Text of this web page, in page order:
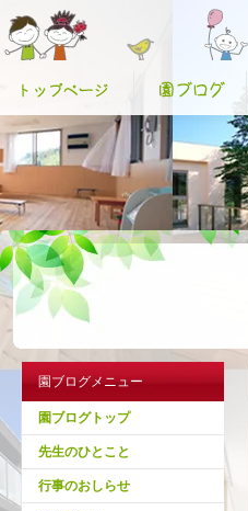
園ブログメニュー
園ブログトップ
先生のひとこと
行事のおしらせ